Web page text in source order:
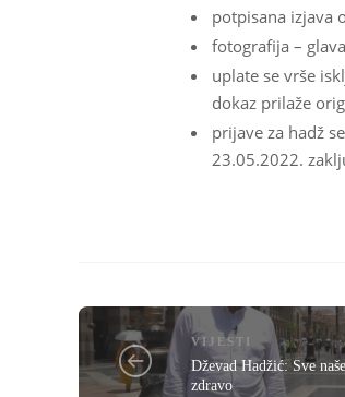
potpisana izjava
fotografija –
uplate se vrše
dokaz prilaže
prijave za hadž
23.05.2022.
VIJESTI
Dževad Hadžić: Sve
zdravo